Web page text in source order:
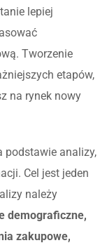
lepiej
Tworzenie
etapów,
na rynek nowy
podstawie analizy,
Cel jest jeden
należy
demograficzne,
zakupowe,